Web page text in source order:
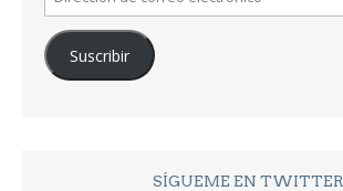
de
correo
electrónico
Suscribir
SÍGUEME EN TWITTER